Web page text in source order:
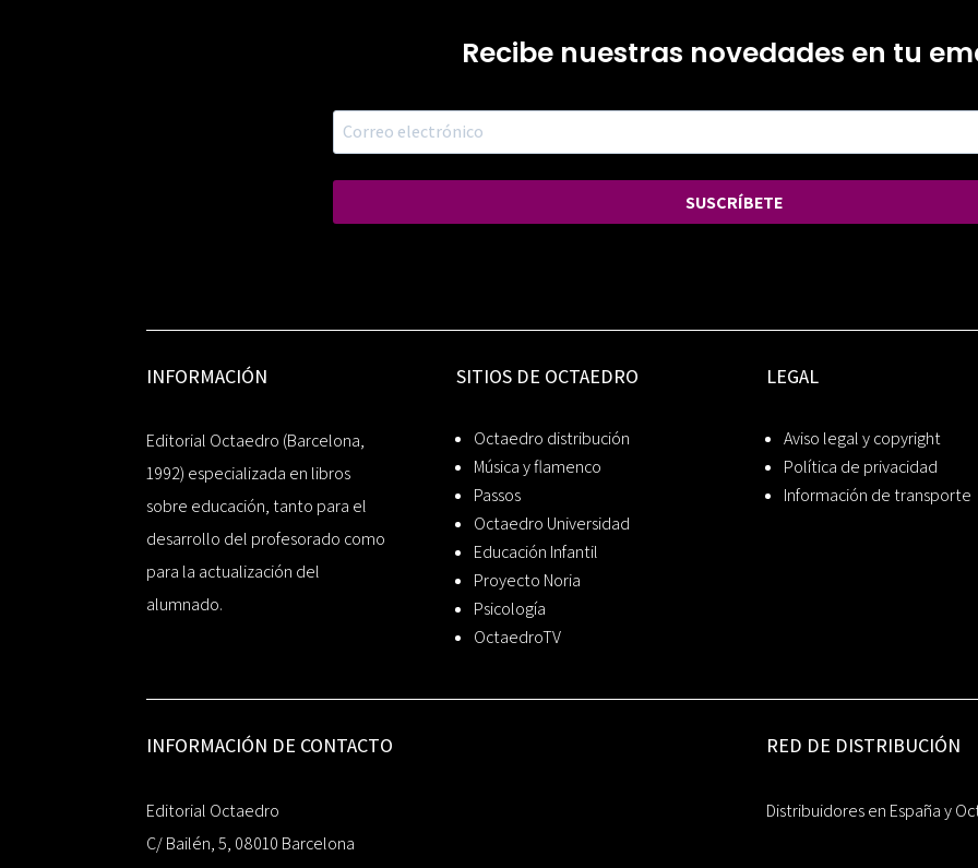
Recibe nuestras novedades en tu
SUSCRÍBETE
INFORMACIÓN
Editorial Octaedro (Barcelona,
1992) especializada en libros
sobre educación, tanto para el
desarrollo del profesorado como
para la actualización del
alumnado.
SITIOS DE OCTAEDRO
Octaedro distribución
Música y flamenco
Passos
Octaedro Universidad
Educación Infantil
Proyecto Noria
Psicología
OctaedroTV
LEGAL
Aviso legal y copyright
Política de privacidad
Información de transporte
INFORMACIÓN DE CONTACTO
Editorial Octaedro
C/ Bailén, 5, 08010 Barcelona
RED DE DISTRIBUCIÓN
Distribuidores en España y